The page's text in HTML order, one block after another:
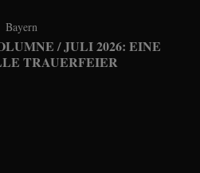
Bayern
/ JULI 2026: EINE
TRAUERFEIER